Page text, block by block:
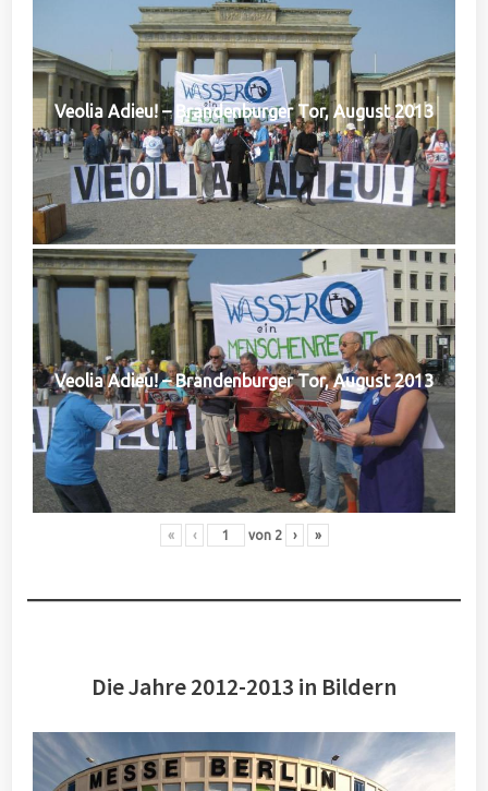
Veolia Adieu! – Brandenburger Tor, August 2013
Veolia Adieu! – Brandenburger Tor, August 2013
« ‹ von 2 › »
Die Jahre 2012-2013 in Bildern